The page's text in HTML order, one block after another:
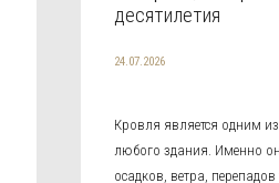
десятилетия
24.07.2026
Кровля является одним
любого здания. Именно
осадков, ветра,